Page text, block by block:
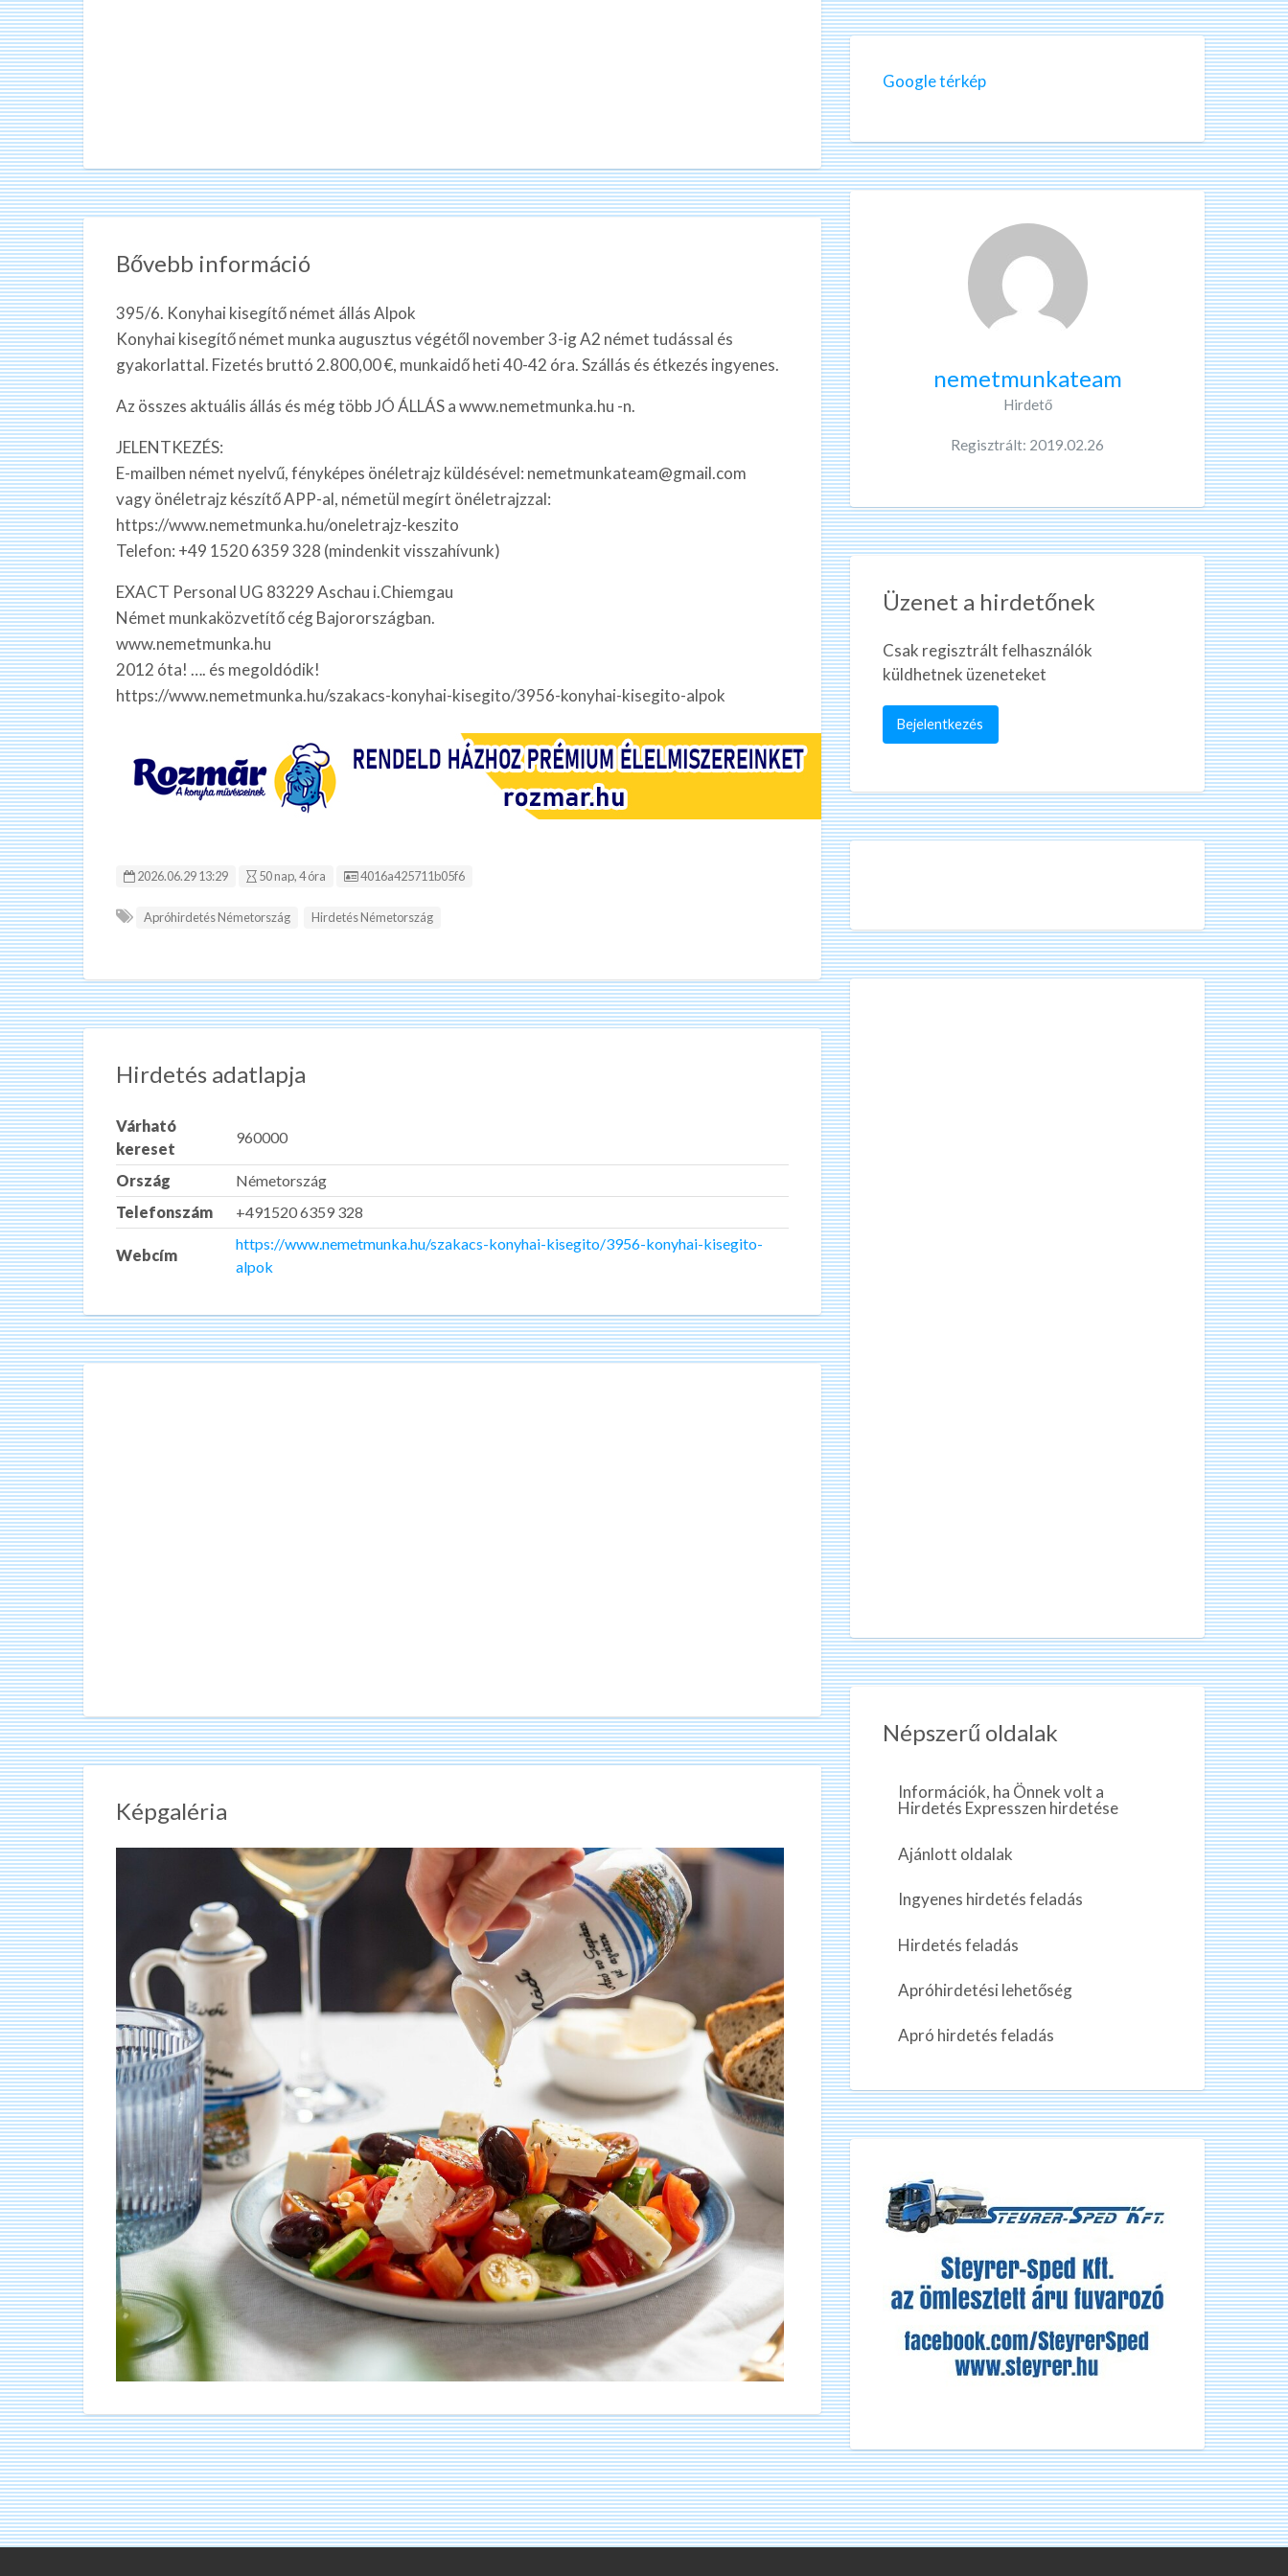
Bővebb információ
395/6. Konyhai kisegítő német állás Alpok
Konyhai kisegítő német munka augusztus végétől november 3-ig A2 német tudással és
gyakorlattal. Fizetés bruttó 2.800,00 €, munkaidő heti 40-42 óra. Szállás és étkezés ingyenes.
Az összes aktuális állás és még több JÓ ÁLLÁS a www.nemetmunka.hu -n.
JELENTKEZÉS:
E-mailben német nyelvű, fényképes önéletrajz küldésével: nemetmunkateam@gmail.com
vagy önéletrajz készítő APP-al, németül megírt önéletrajzzal:
https://www.nemetmunka.hu/oneletrajz-keszito
Telefon: +49 1520 6359 328 (mindenkit visszahívunk)
EXACT Personal UG 83229 Aschau i.Chiemgau
Német munkaközvetítő cég Bajorországban.
www.nemetmunka.hu
2012 óta! …. és megoldódik!
https://www.nemetmunka.hu/szakacs-konyhai-kisegito/3956-konyhai-kisegito-alpok
2026.06.29 13:29 50 nap, 4 óra Hirdetés ID:
4016a425711b05f6
Apróhirdetés Németország Hirdetés Németország
Hirdetés adatlapja
Várható
kereset
960000
Ország
Németország
Telefonszám
+491520 6359 328
Webcím
https://www.nemetmunka.hu/szakacs-konyhai-kisegito/3956-konyhai-kisegito-
alpok
Képgaléria
Google térkép
nemetmunkateam
Hirdető
Regisztrált: 2019.02.26
Üzenet a hirdetőnek
Csak regisztrált felhasználók
küldhetnek üzeneteket
Bejelentkezés
Népszerű oldalak
Információk, ha Önnek volt a
Hirdetés Expresszen hirdetése
Ajánlott oldalak
Ingyenes hirdetés feladás
Hirdetés feladás
Apróhirdetési lehetőség
Apró hirdetés feladás